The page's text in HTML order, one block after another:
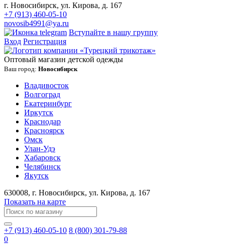
г. Новосибирск, ул. Кирова, д. 167
+7 (913) 460-05-10
novosib4991@ya.ru
Вступайте в нашу группу
Вход Регистрация
Оптовый магазин детской одежды
Ваш город: Новосибирск
Владивосток
Волгоград
Екатеринбург
Иркутск
Краснодар
Красноярск
Омск
Улан-Удэ
Хабаровск
Челябинск
Якутск
630008, г. Новосибирск, ул. Кирова, д. 167
Показать на карте
+7 (913) 460-05-10 8 (800) 301-79-88
0